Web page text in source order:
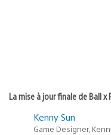
La mise à jour finale de Ball
Kenny Sun
Game Designer,